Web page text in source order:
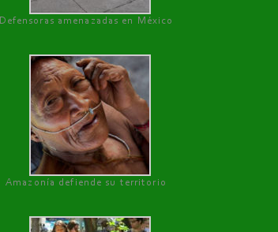
Defensoras amenazadas en México
Amazonía defiende su territorio